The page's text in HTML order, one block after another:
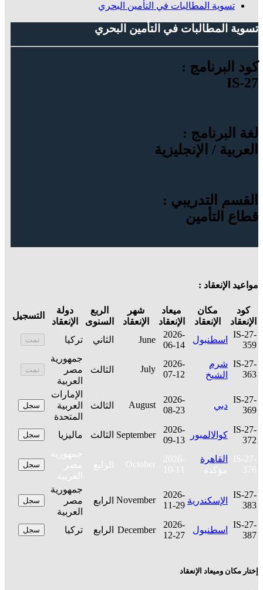
تسوية المطالبات في التأمين البحري
تسوية المطالبات في التأمين البحري
كود البرنامج :
IS-27
لغة البرنامج :
العربية / الإنجليزية
القسم التدريبي :
قطاع التأمين
مواعيد الإنعقاد :
كود
الإنعقاد
مكان
الإنعقاد
ميعاد
الإنعقاد
شهر
الإنعقاد
الربع
السنوى
دولة
الإنعقاد
التسجيل
IS-27-
359
اسطنبول
2026-
06-14
June الثاني تركيا تمت
IS-27-
363
شرم
الشيخ
2026-
07-12
July الثالث
جمهورية
مصر
العربية
تمت
IS-27-
369
دبي
2026-
08-23
August الثالث
الإمارات
العربية
المتحدة
سجل
IS-27-
372
كوالالمبور
2026-
09-13
September الثالث ماليزيا سجل
IS-27-
376
القاهرة
مؤكدة
2026-
10-11
October الرابع
جمهورية
مصر
العربية
سجل
IS-27-
383
الإسكندرية
2026-
11-29
November الرابع
جمهورية
مصر
العربية
سجل
IS-27-
387
اسطنبول
2026-
12-27
December الرابع تركيا سجل
إختار مكان وميعاد الإنعقاد